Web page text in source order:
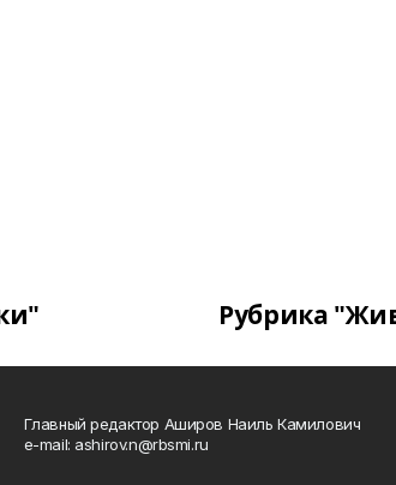
Рубрика
Главный редактор Аширов Наиль Камилович
e-mail: ashirov.n@rbsmi.ru